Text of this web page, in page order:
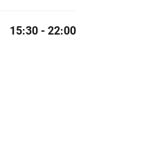
15:30 - 22:00